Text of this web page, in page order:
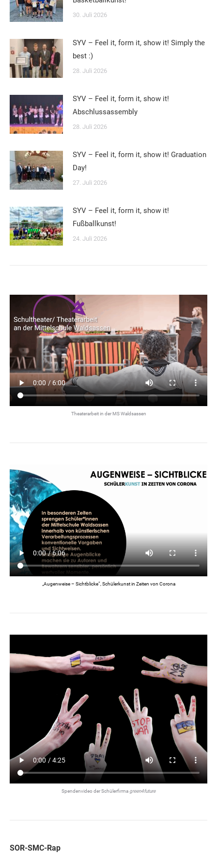
30. Juli 2026
SYV – Feel it, form it, show it! Simply the
best :)
28. Juli 2026
SYV – Feel it, form it, show it!
Abschlussassembly
28. Juli 2026
SYV – Feel it, form it, show it! Graduation
Day!
27. Juli 2026
SYV – Feel it, form it, show it!
Fußballkunst!
24. Juli 2026
Theaterarbeit in der MS Waldsassen
„Augenweise – Sichtblicke“, Schülerkunst in Zeiten von Corona
Spendenvideo der Schülerfirma green4future
SOR-SMC-Rap